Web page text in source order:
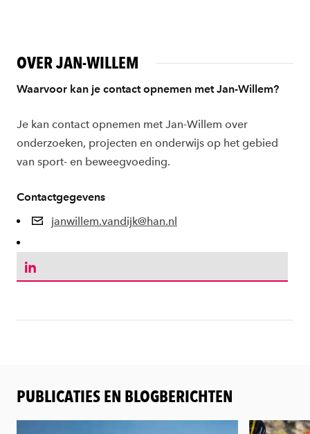
OVER JAN-WILLEM
Waarvoor kan je contact opnemen met Jan-Willem?
Je kan contact opnemen met Jan-Willem over
onderzoeken, projecten en onderwijs op het gebied
van sport- en beweegvoeding.
Contactgegevens
janwillem.vandijk@han.nl
LinkedIn
PUBLICATIES EN BLOGBERICHTEN